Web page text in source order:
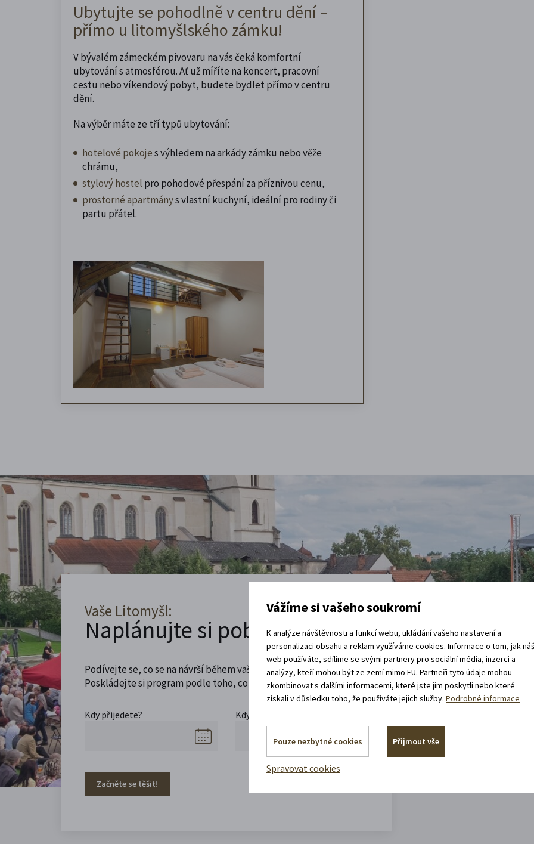
Ubytujte se pohodlně v centru dění –
přímo u litomyšlského zámku!
V bývalém zámeckém pivovaru na vás čeká komfortní
ubytování s atmosférou. Ať už míříte na koncert, pracovní
cestu nebo víkendový pobyt, budete bydlet přímo v centru
dění.
Na výběr máte ze tří typů ubytování:
hotelové pokojes výhledem na arkády zámku nebo věže
chrámu,
stylový hostel pro pohodové přespání za příznivou cenu,
prostorné apartmánys vlastní kuchyní, ideální pro rodiny či
partu přátel.
Vaše Litomyšl:
Naplánujte si pobyt
Podívejte se, co se na návrší během vaší návštěvy děje.
Poskládejte si program podle toho, co máte rádi.
Kdy přijedete? Kdy se vracíte domů?
Začněte se těšit!
Vážíme si vašeho soukromí
K analýze návštěvnosti a funkcí webu, ukládání vašeho nastavení a
personalizaci obsahu a reklam využíváme cookies. Informace o tom, jak
web používáte, sdílíme se svými partnery pro sociální média, inzerci a
analýzy, kteří mohou být ze zemí mimo EU. Partneři tyto údaje mohou
zkombinovat s dalšími informacemi, které jste jim poskytli nebo které
získali v důsledku toho, že používáte jejich služby.Podrobné informace
Pouze nezbytné cookies Přijmout vše
Spravovat cookies